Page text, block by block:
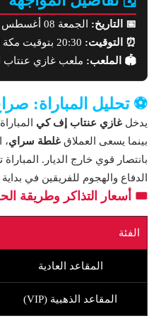
📅 التاريخ: الجمعة 08 أغسطس 2025
⏰ التوقيت:
🏟️ الملعب: ملعب غازي عنتاب
⚽ تحليل المباراة:
يدخل غازي عنتاب إف كي
بينما يسعى العملاق غلطة سراي،
بانتصار قوي خارج الديار.
الدفاع والهجوم للفريقين في
🎟️ أسعار التذاكر وطريقة
الفئة
المقاعد العادية
المقاعد الذهبية (VIP)